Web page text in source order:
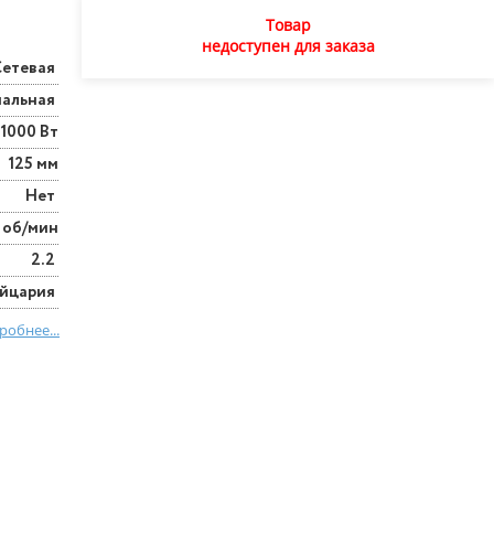
1000 Вт
125 мм
Нет
об/мин
2.2
Товар
недоступен для заказа